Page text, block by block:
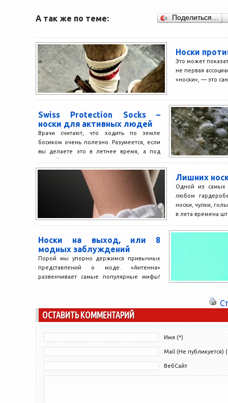
А так же по теме: Поделиться…
Носки
Это может
не первая
«носки», — это
Swiss Protection Socks –
носки для активных людей
Врачи считают, что ходить по земле
босиком очень полезно. Разумеется, если
вы делаете это в летнее время, а под
землей...
Лишних
Одной из
любом
носки, чулки,
в лета времена
Носки на выход, или 8
модных заблуждений
Порой мы упорно держимся привычных
представлений о моде. «Антенна»
развенчивает самые популярные мифы!
ОСТАВИТЬ КОММЕНТАРИЙ
Имя (*)
Mail (Не публикуется)
ВебСайт